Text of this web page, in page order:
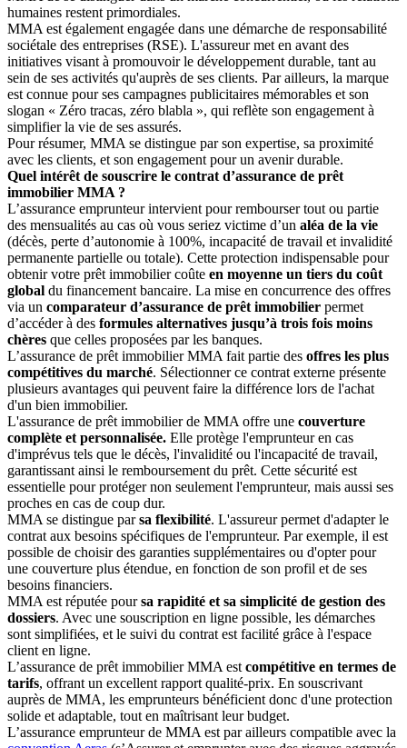
humaines restent primordiales.
MMA est également engagée dans une démarche de responsabilité
sociétale des entreprises (RSE). L'assureur met en avant des
initiatives visant à promouvoir le développement durable, tant au
sein de ses activités qu'auprès de ses clients. Par ailleurs, la marque
est connue pour ses campagnes publicitaires mémorables et son
slogan « Zéro tracas, zéro blabla », qui reflète son engagement à
simplifier la vie de ses assurés.
Pour résumer, MMA se distingue par son expertise, sa proximité
avec les clients, et son engagement pour un avenir durable.
Quel intérêt de souscrire le contrat d’assurance de prêt
immobilier MMA ?
L’assurance emprunteur intervient pour rembourser tout ou partie
des mensualités au cas où vous seriez victime d’un aléa de la vie
(décès, perte d’autonomie à 100%, incapacité de travail et invalidité
permanente partielle ou totale). Cette protection indispensable pour
obtenir votre prêt immobilier coûte en moyenne un tiers du coût
global du financement bancaire. La mise en concurrence des offres
via un comparateur d’assurance de prêt immobilier permet
d’accéder à des formules alternatives jusqu’à trois fois moins
chères que celles proposées par les banques.
L’assurance de prêt immobilier MMA fait partie des offres les plus
compétitives du marché. Sélectionner ce contrat externe présente
plusieurs avantages qui peuvent faire la différence lors de l'achat
d'un bien immobilier.
L'assurance de prêt immobilier de MMA offre une couverture
complète et personnalisée. Elle protège l'emprunteur en cas
d'imprévus tels que le décès, l'invalidité ou l'incapacité de travail,
garantissant ainsi le remboursement du prêt. Cette sécurité est
essentielle pour protéger non seulement l'emprunteur, mais aussi ses
proches en cas de coup dur.
MMA se distingue parsa flexibilité. L'assureur permet d'adapter le
contrat aux besoins spécifiques de l'emprunteur. Par exemple, il est
possible de choisir des garanties supplémentaires ou d'opter pour
une couverture plus étendue, en fonction de son profil et de ses
besoins financiers.
MMA est réputée poursa rapidité et sa simplicité de gestion des
dossiers. Avec une souscription en ligne possible, les démarches
sont simplifiées, et le suivi du contrat est facilité grâce à l'espace
client en ligne.
L’assurance de prêt immobilier MMA est compétitive en termes de
tarifs, offrant un excellent rapport qualité-prix. En souscrivant
auprès de MMA, les emprunteurs bénéficient donc d'une protection
solide et adaptable, tout en maîtrisant leur budget.
L’assurance emprunteur de MMA est par ailleurs compatible avec la